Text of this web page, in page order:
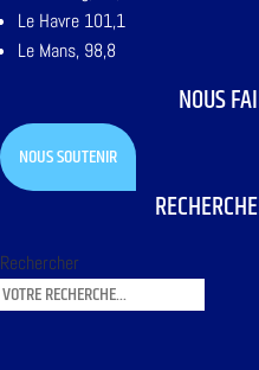
Le Havre 101,1
Le Mans, 98,8
NOUS
NOUS SOUTENIR
Rechercher